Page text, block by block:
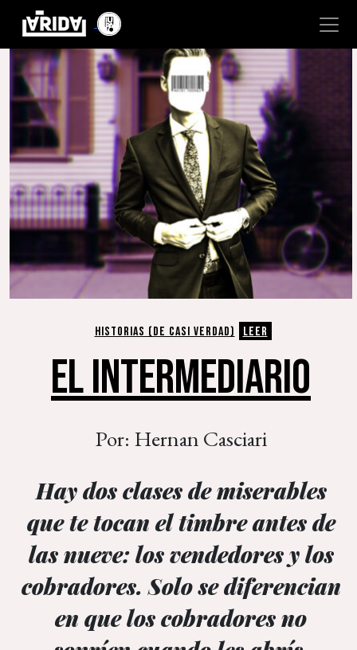
HISTORIAS (DE CASI VERDAD) LEER
EL INTERMEDIARIO
Por: Hernan Casciari
Hay dos clases de miserables
que te tocan el timbre antes de
las nueve: los vendedores y los
cobradores. Solo se diferencian
en que los cobradores no